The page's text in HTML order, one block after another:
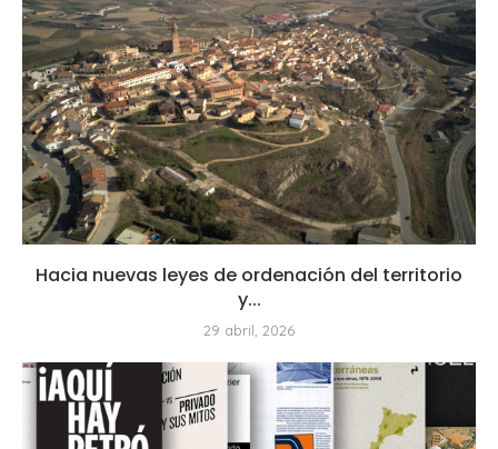
Hacia nuevas leyes de ordenación del territorio
y...
29 abril, 2026